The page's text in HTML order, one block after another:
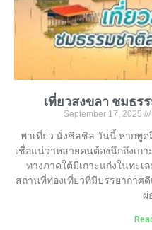
เที่ยวสงขลา ชมธร
September 17, 2025
พาเที่ยว นั่งชิลชิล วันนี้ หากพูด
เชื่อแน่ว่าหลายคนต้องนึกถึงเก
ทางภาคใต้มีเกาะแก่งในทะ
สถานที่ท่องเที่ยวที่มีบรรยากาศ
ผ่